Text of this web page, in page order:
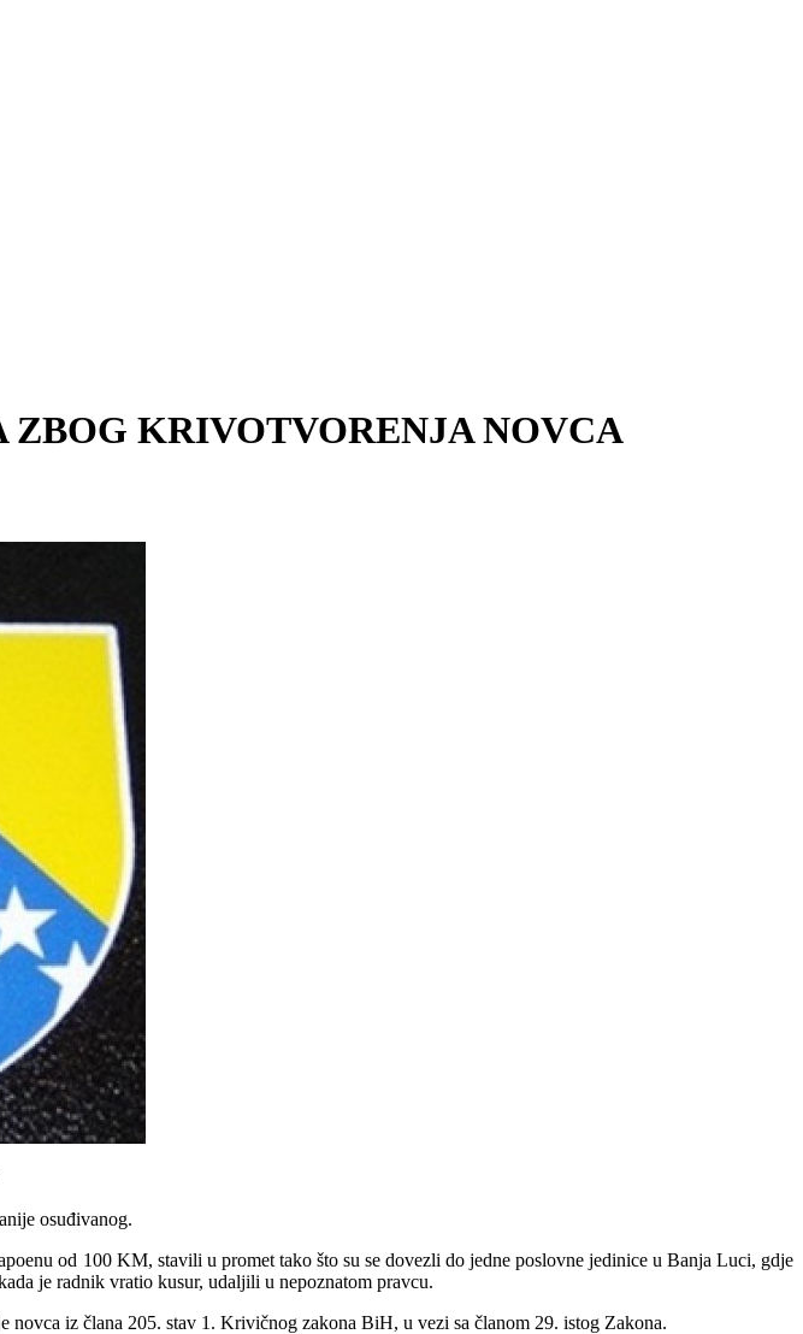
KRIVOTVORENJA NOVCA
osuđivanog.
od 100 KM, stavili u promet tako što su se dovezli do jedne poslovne jedinice u Banja Luci, gdje
je radnik vratio kusur, udaljili u nepoznatom pravcu.
iz člana 205. stav 1. Krivičnog zakona BiH, u vezi sa članom 29. istog Zakona.